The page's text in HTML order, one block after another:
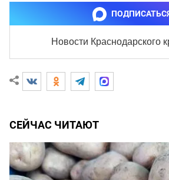
Новости Краснодарского
СЕЙЧАС ЧИТАЮТ